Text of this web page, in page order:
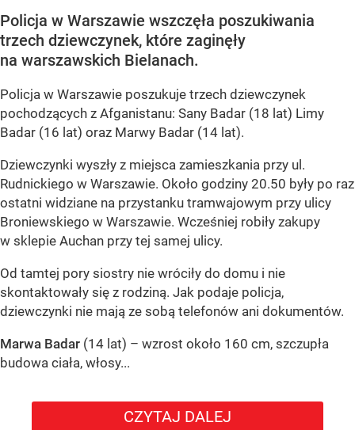
Policja w Warszawie wszczęła poszukiwania
trzech dziewczynek, które zaginęły
na warszawskich Bielanach.
Policja w Warszawie poszukuje trzech dziewczynek
pochodzących z Afganistanu: Sany Badar (18 lat) Limy
Badar (16 lat) oraz Marwy Badar (14 lat).
Dziewczynki wyszły z miejsca zamieszkania przy ul.
Rudnickiego w Warszawie. Około godziny 20.50 były po raz
ostatni widziane na przystanku tramwajowym przy ulicy
Broniewskiego w Warszawie. Wcześniej robiły zakupy
w sklepie Auchan przy tej samej ulicy.
Od tamtej pory siostry nie wróciły do domu i nie
skontaktowały się z rodziną. Jak podaje policja,
dziewczynki nie mają ze sobą telefonów ani dokumentów.
Marwa Badar (14 lat) – wzrost około 160 cm, szczupła
budowa ciała, włosy...
CZYTAJ DALEJ